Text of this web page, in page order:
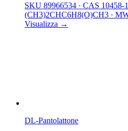
SKU 89966534 · CAS 10458-
(CH3)2CHC6H8(O)CH3 ·
Visualizza →
DL-Pantolattone